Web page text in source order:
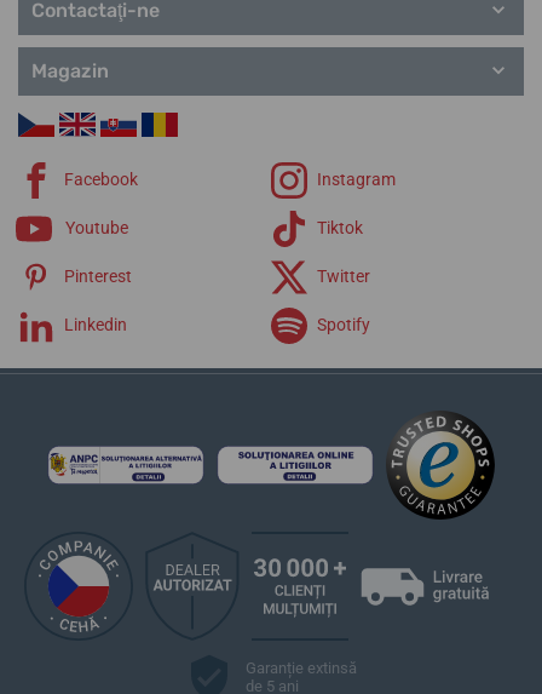
Contactaţi-ne
Magazin
Facebook Instagram
Youtube Tiktok
Pinterest Twitter
Linkedin Spotify
Garanție extinsă
de 5 ani